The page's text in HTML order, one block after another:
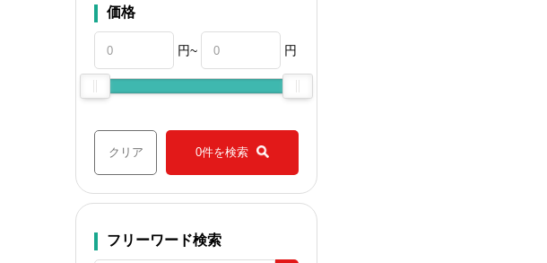
価格
円~ 円
クリア 0件を検索
フリーワード検索